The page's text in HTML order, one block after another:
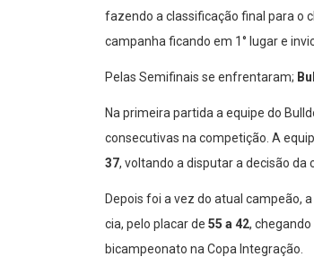
fazendo a classificação final para o
campanha ficando em 1° lugar e
Pelas Semifinais se enfrentaram;
Na primeira partida a equipe do
consecutivas na competição. A
37, voltando a disputar a decisão
Depois foi a vez do atual campeão,
cia, pelo placar de 55 a 42,
bicampeonato na Copa Integração.